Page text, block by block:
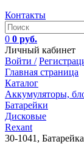
Контакты
0 0 руб.
Личный кабинет
Войти /
Главная страница
Каталог
Аккумуляторы,
Батарейки
Дисковые
Rexant
30-1041,